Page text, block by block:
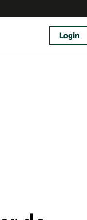
Login